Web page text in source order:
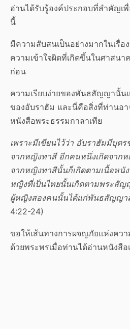
อ่านได้รับรู้องค์ประกอบที่สำคัญเพื่
นี้
มีความสับสนเป็นอย่างมากในเรื่
ความเข้าใจผิดที่เกิดขึ้นในศาสนา
ก่อน
ความเรียบง่ายของพันธสัญญานั้น
ของอับราฮัม และนี่คือสิ่งที่ท่านอา
หนังสือพระธรรมกาลาเทีย
เพราะมีเขียนไว้ว่า อับราฮัมมีบุต
จากหญิงทาสี อีกคนหนึ่งเกิดจาก
จากหญิงทาสีนั้นก็เกิดตามเนื้อหนั
หญิงที่เป็นไทยนั้นเกิดตามพระสั
ผู้หญิงสองคนนั้นได้แก่พันธสัญญาส
4:22-24)
ขอให้เส้นทางการผจญภัยแห่งคว
ด้วยพระพรเมื่อท่านได้อ่านหนังสือ